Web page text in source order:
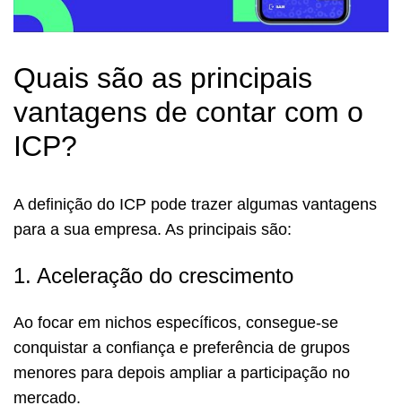
Quais são as principais
vantagens de contar com o
ICP?
A definição do ICP pode trazer algumas vantagens
para a sua empresa. As principais são:
1. Aceleração do crescimento
Ao focar em nichos específicos, consegue-se
conquistar a confiança e preferência de grupos
menores para depois ampliar a participação no
mercado.